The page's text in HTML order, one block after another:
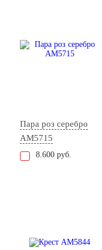
Пара роз серебро
AM5715
8.600 руб.